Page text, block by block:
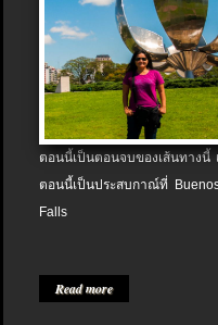
ตอนนี้เป็นตอนจบของเส้นทางนี้
ตอนนี้เป็นประสบกาณ์ที่
Falls
Read more